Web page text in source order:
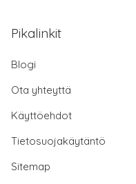
Pikalinkit
Blogi
Ota yhteyttä
Käyttöehdot
Tietosuojakäytäntö
Sitemap